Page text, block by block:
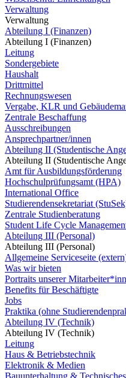
Verwaltung
Verwaltung
Abteilung I (Finanzen)
Abteilung I (Finanzen)
Leitung
Sondergebiete
Haushalt
Drittmittel
Rechnungswesen
Vergabe, KLR und
Zentrale Beschaffung
Ausschreibungen
Ansprechpartner/innen
Abteilung II (Studentische
Abteilung II (Studentische
Amt für Ausbildungsförderung
Hochschulprüfungsamt (HPA)
International Office
Studierendensekretariat
Zentrale Studienberatung
Student Life Cycle
Abteilung III (Personal)
Abteilung III (Personal)
Allgemeine Serviceseite
Was wir bieten
Portraits unserer
Benefits für Beschäftigte
Jobs
Praktika (ohne
Abteilung IV (Technik)
Abteilung IV (Technik)
Leitung
Haus & Betriebstechnik
Elektronik & Medien
Bauunterhaltung &